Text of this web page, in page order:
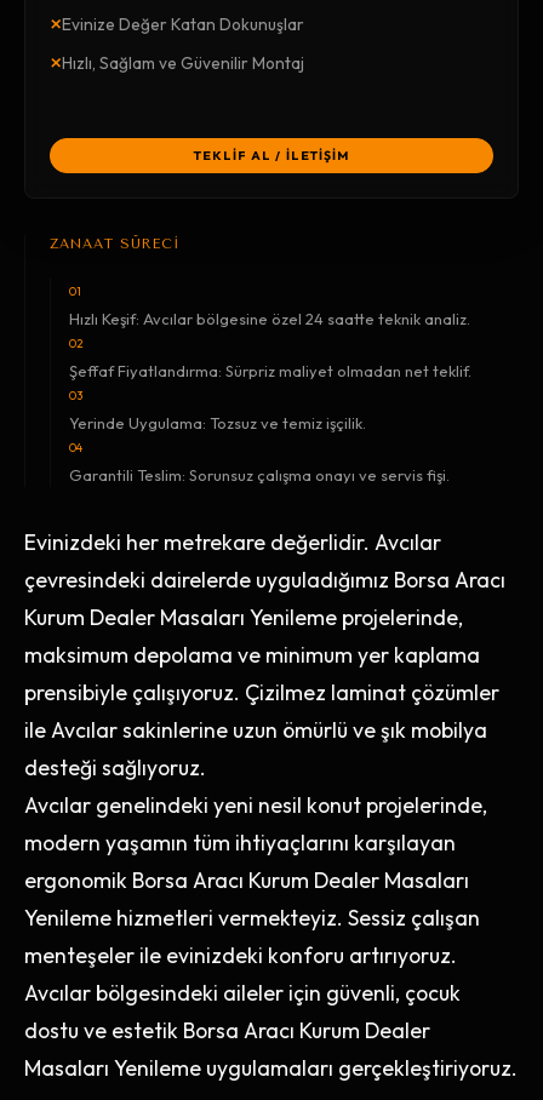
×Evinize Değer Katan Dokunuşlar
×Hızlı, Sağlam ve Güvenilir Montaj
TEKLİF AL / İLETİŞİM
ZANAAT SÜRECİ
01
Hızlı Keşif: Avcılar bölgesine özel 24 saatte teknik analiz.
02
Şeffaf Fiyatlandırma: Sürpriz maliyet olmadan net teklif.
03
Yerinde Uygulama: Tozsuz ve temiz işçilik.
04
Garantili Teslim: Sorunsuz çalışma onayı ve servis fişi.
Evinizdeki her metrekare değerlidir. Avcılar
çevresindeki dairelerde uyguladığımız Borsa Aracı
Kurum Dealer Masaları Yenileme projelerinde,
maksimum depolama ve minimum yer kaplama
prensibiyle çalışıyoruz. Çizilmez laminat çözümler
ile Avcılar sakinlerine uzun ömürlü ve şık mobilya
desteği sağlıyoruz.
Avcılar genelindeki yeni nesil konut projelerinde,
modern yaşamın tüm ihtiyaçlarını karşılayan
ergonomik Borsa Aracı Kurum Dealer Masaları
Yenileme hizmetleri vermekteyiz. Sessiz çalışan
menteşeler ile evinizdeki konforu artırıyoruz.
Avcılar bölgesindeki aileler için güvenli, çocuk
dostu ve estetik Borsa Aracı Kurum Dealer
Masaları Yenileme uygulamaları gerçekleştiriyoruz.